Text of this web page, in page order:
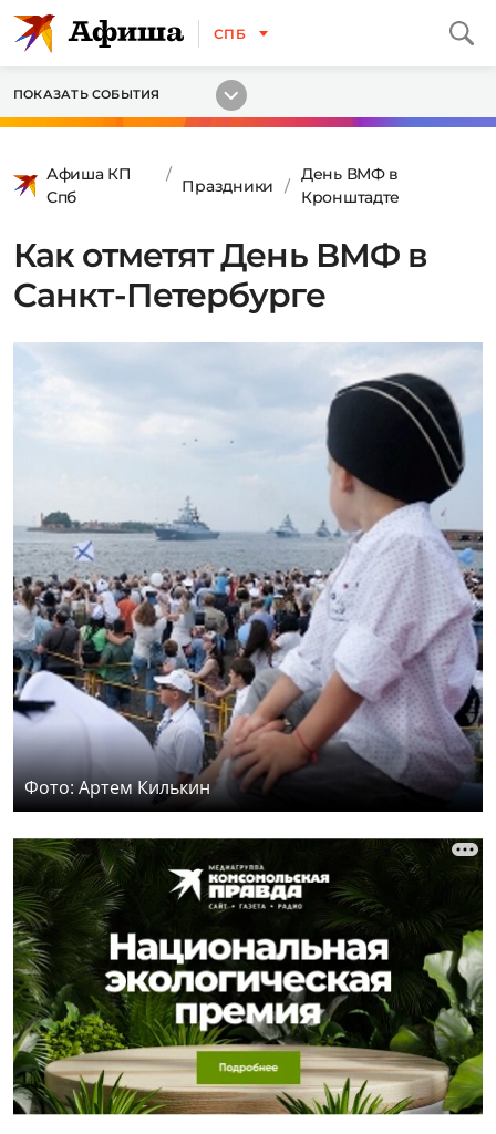
СПБ
ПОКАЗАТЬ СОБЫТИЯ
Афиша КП
Спб
Праздники
День ВМФ в
Кронштадте
Как отметят День ВМФ в
Санкт-Петербурге
Фото: Артем Килькин